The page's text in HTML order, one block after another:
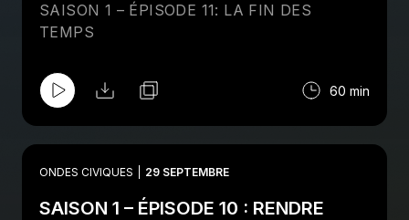
SAISON 1 – ÉPISODE 11: LA FIN DES
TEMPS
60 min
ONDES CIVIQUES 29 SEPTEMBRE
SAISON 1 – ÉPISODE 10 : RENDRE